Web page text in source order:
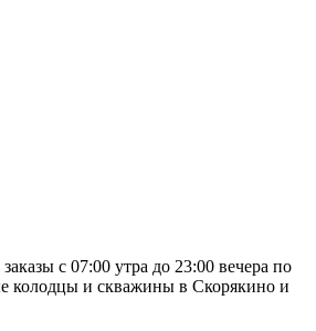
с 07:00 утра до 23:00 вечера по
колодцы и скважины в Скорякино и